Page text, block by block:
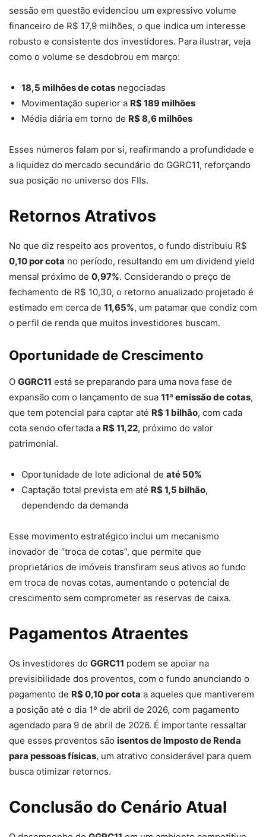
sessão em questão evidenciou um expressivo volume
financeiro de R$ 17,9 milhões, o que indica um interesse
robusto e consistente dos investidores. Para ilustrar, veja
como o volume se desdobrou em março:
18,5 milhões de cotas negociadas
Movimentação superior a R$ 189 milhões
Média diária em torno de R$ 8,6 milhões
Esses números falam por si, reafirmando a profundidade e
a liquidez do mercado secundário do GGRC11, reforçando
sua posição no universo dos FIIs.
Retornos Atrativos
No que diz respeito aos proventos, o fundo distribuiu R$
0,10 por cota no período, resultando em um dividend yield
mensal próximo de 0,97%. Considerando o preço de
fechamento de R$ 10,30, o retorno anualizado projetado é
estimado em cerca de 11,65%, um patamar que condiz com
o perfil de renda que muitos investidores buscam.
Oportunidade de Crescimento
O GGRC11 está se preparando para uma nova fase de
expansão com o lançamento de sua 11ª emissão de cotas,
que tem potencial para captar até R$ 1 bilhão, com cada
cota sendo ofertada a R$ 11,22, próximo do valor
patrimonial.
Oportunidade de lote adicional de até 50%
Captação total prevista em até R$ 1,5 bilhão,
dependendo da demanda
Esse movimento estratégico inclui um mecanismo
inovador de “troca de cotas”, que permite que
proprietários de imóveis transfiram seus ativos ao fundo
em troca de novas cotas, aumentando o potencial de
crescimento sem comprometer as reservas de caixa.
Pagamentos Atraentes
Os investidores do GGRC11 podem se apoiar na
previsibilidade dos proventos, com o fundo anunciando o
pagamento de R$ 0,10 por cota a aqueles que mantiverem
a posição até o dia 1º de abril de 2026, com pagamento
agendado para 9 de abril de 2026. É importante ressaltar
que esses proventos são isentos de Imposto de Renda
para pessoas físicas, um atrativo considerável para quem
busca otimizar retornos.
Conclusão do Cenário Atual